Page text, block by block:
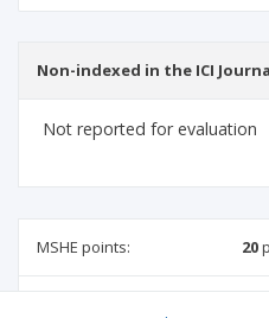
Non-indexed in the ICI
Not reported for evaluation
MSHE points: 20